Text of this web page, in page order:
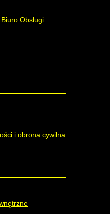
Obsługi
i obrona cywilna